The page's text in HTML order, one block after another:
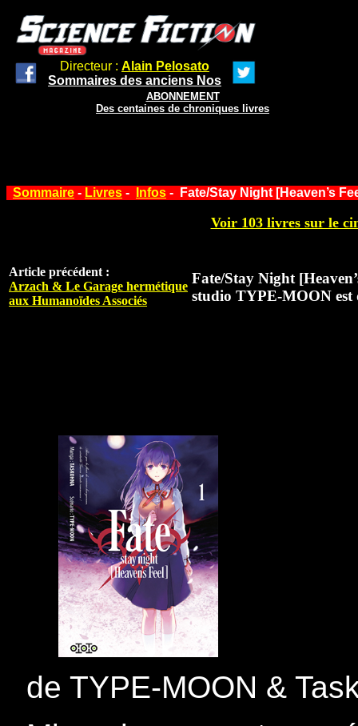
Directeur : Alain Pelosato
Sommaires des anciens Nos
ABONNEMENT
Des centaines de chroniques livres
Sommaire - Livres - Infos - Fate/Stay Night [Heaven’s
Voir 103 livres sur le
Article précédent :
Arzach & Le Garage hermétique
aux Humanoïdes Associés
Fate/Stay Night
studio TYPE-MOON est
de TYPE-MOON &